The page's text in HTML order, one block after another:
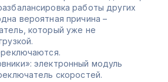
работы других
вероятная причина –
который уже не
электронный модуль
скоростей.